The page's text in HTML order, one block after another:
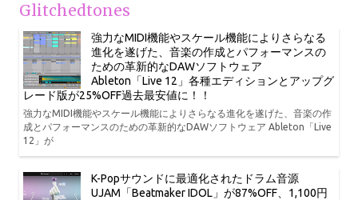
Glitchedtones
強力なMIDI機能やスケール機能によりさらなる
進化を遂げた、音楽の作成とパフォーマンスの
ための革新的なDAWソフトウェア
Ableton「Live 12」各種エディションとアップグ
レード版が25%OFF過去最安値に！！
強力なMIDI機能やスケール機能によりさらなる進化を遂げた、音楽の作
成とパフォーマンスのための革新的なDAWソフトウェア Ableton「Live
12」が
K-Popサウンドに最適化されたドラム音源
UJAM「Beatmaker IDOL」が87%OFF、1,100円